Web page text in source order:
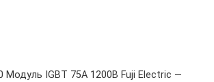
Модуль IGBT 75А 1200В Fuji Electric —